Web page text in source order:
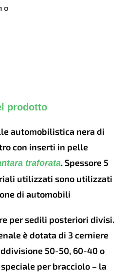
o
Questo
possono
essere
pagina
prodotto
prodotto
automobilistica nera di
con inserti in pelle
traforata. Spessore 5
utilizzati sono utilizzati
di automobili
per sedili posteriori divisi.
è dotata di 3 cerniere
50-50, 60-40 o
per bracciolo – la